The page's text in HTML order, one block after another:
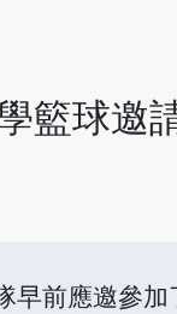
籃球邀
早前應邀參